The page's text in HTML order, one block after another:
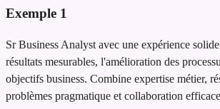
Exemple 1
Sr Business Analyst avec une expérience
résultats mesurables, l'amélioration des
objectifs business. Combine expertise métier,
problèmes pragmatique et collaboration